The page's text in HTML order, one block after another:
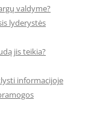
valdyme?
lyderystės
jis teikia?
informacijoje